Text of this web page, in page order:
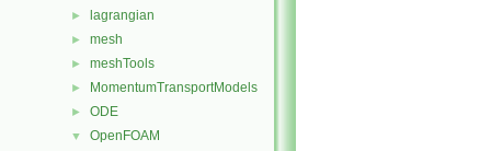
► lagrangian
► mesh
► meshTools
► MomentumTransportModels
► ODE
▼ OpenFOAM